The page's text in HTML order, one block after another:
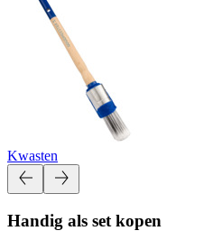
Kwasten
Handig als set kopen